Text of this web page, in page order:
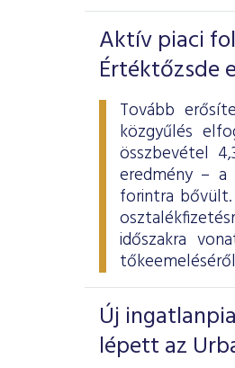
Aktív piaci
Értéktőzsde
Tovább
közgyűlés
összbevétel
eredmény – a
forintra bővült.
időszakra
Új
lépett az